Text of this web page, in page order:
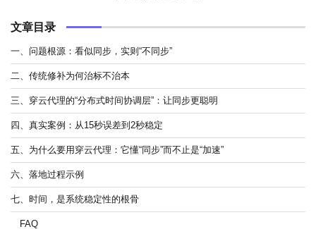
文章目录
一、问题根源：看似同步，实则“不同步”
二、传统修补为何治标不治本
三、穿云代理的“分布式时间协调层”：让同步更聪明
四、真实案例：从15秒误差到2秒稳定
五、为什么要用穿云代理：它懂“同步”而不止是“加速”
六、落地过程示例
七、时间，是系统稳定性的根骨
FAQ